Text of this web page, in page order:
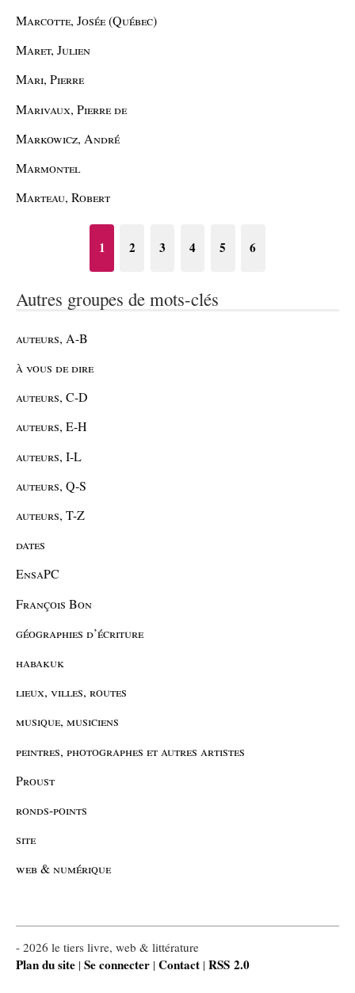
Marcotte, Josée (Québec)
Maret, Julien
Mari, Pierre
Marivaux, Pierre de
Markowicz, André
Marmontel
Marteau, Robert
1 2 3 4 5 6
Autres groupes de mots-clés
auteurs, A-B
à vous de dire
auteurs, C-D
auteurs, E-H
auteurs, I-L
auteurs, Q-S
auteurs, T-Z
dates
EnsaPC
François Bon
géographies d’écriture
habakuk
lieux, villes, routes
musique, musiciens
peintres, photographes et autres artistes
Proust
ronds-points
site
web & numérique
- 2026 le tiers livre, web & littérature
Plan du site | Se connecter | Contact | RSS 2.0